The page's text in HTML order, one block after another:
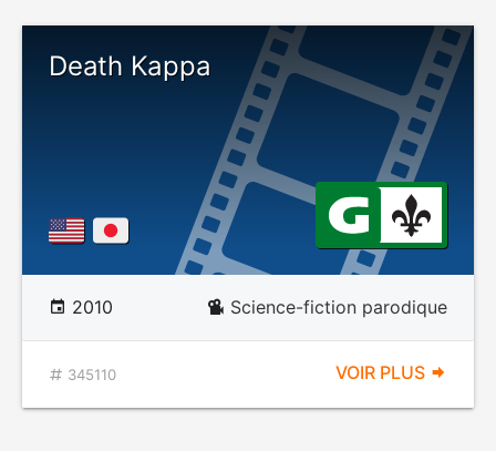
Death Kappa
2010 Science-fiction parodique
345110 VOIR PLUS